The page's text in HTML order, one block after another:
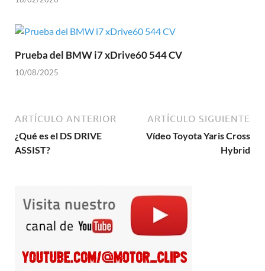
Prueba del BMW i7 xDrive60 544 CV
10/08/2025
ARTÍCULO ANTERIOR
¿Qué es el DS DRIVE
ASSIST?
ARTÍCULO SIGUIENTE
Vídeo Toyota Yaris Cross
Hybrid